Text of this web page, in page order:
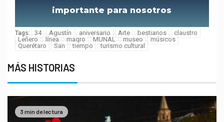
importante para nosotros
Tags: 34 Agustín aniversario Arte bestiarios
claustro
Leñero
línea maqro MUNAL museo
músicos
Querétaro
San tiempo turismo cultural
MÁS HISTORIAS
3 min de lectura